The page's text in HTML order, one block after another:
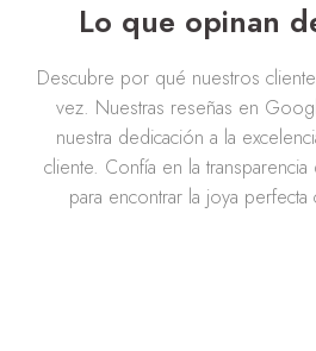
Lo que opinan
Descubre por qué nuestros
vez. Nuestras reseñas en
nuestra dedicación a la
cliente. Confía en la
para encontrar la joya perfecta